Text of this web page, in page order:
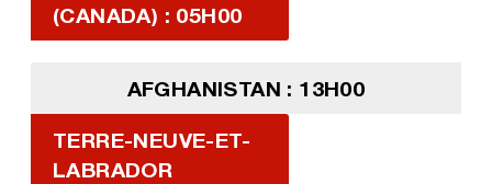
(CANADA) : 05H00
AFGHANISTAN : 13H00
TERRE-NEUVE-ET-
LABRADOR